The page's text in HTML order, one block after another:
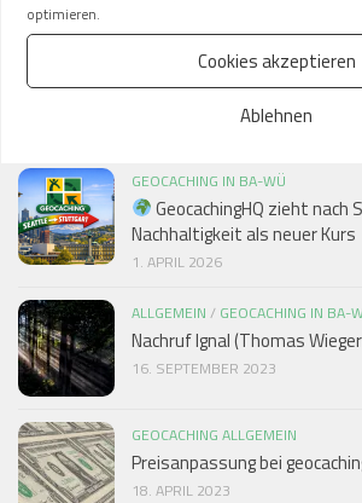
Cookies akzeptieren
Ablehnen
Auflösung: Natürlich bleibt
GEOCACHING IN BA-WÜ
GeocachingHQ zieht
Nachhaltigkeit als neuer Kurs
1. APRIL 2026
ALLGEMEIN / GEOCACHING IN BA-
Nachruf Ignal (Thomas
16. SEPTEMBER 2023
GEOCACHING ALLGEMEIN
Preisanpassung bei
18. APRIL 2023